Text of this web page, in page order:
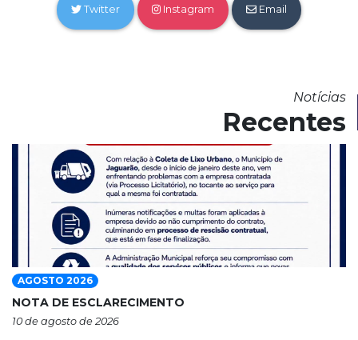
Twitter Instagram Email
Notícias
Recentes
AGOSTO 2026
NOTA DE ESCLARECIMENTO
10 de agosto de 2026